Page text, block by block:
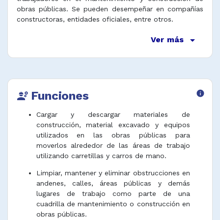
obras públicas. Se pueden desempeñar en compañías
constructoras, entidades oficiales, entre otros.
Ver más arrow_drop_down
engineering Funciones info
Cargar y descargar materiales de
construcción, material excavado y equipos
utilizados en las obras públicas para
moverlos alrededor de las áreas de trabajo
utilizando carretillas y carros de mano.
Limpiar, mantener y eliminar obstrucciones en
andenes, calles, áreas públicas y demás
lugares de trabajo como parte de una
cuadrilla de mantenimiento o construcción en
obras públicas.